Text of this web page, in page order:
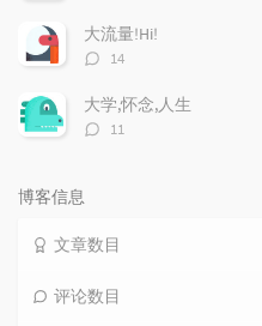
数：
大流量!Hi!
评
数：
14
大学,怀念,人生
评
11
博客信息
文章数目
评论数目